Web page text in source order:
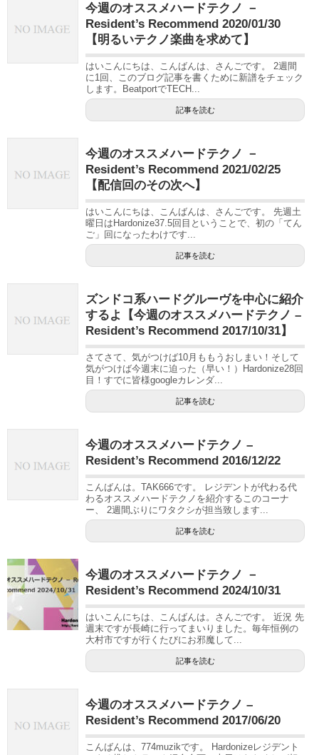
今週のオススメハードテクノ －
Resident’s Recommend 2020/01/30
【明るいテクノ楽曲を求めて】
はいこんにちは、こんばんは、さんごです。 2週間
に1回、このブログ記事を書くために新譜をチェック
します。BeatportでTECH...
記事を読む
今週のオススメハードテクノ －
Resident’s Recommend 2021/02/25
【配信回のその次へ】
はいこんにちは、こんばんは、さんごです。 先週土
曜日はHardonize37.5回目ということで、初の「てん
ご」回になったわけです...
記事を読む
ズンドコ系ハードグルーヴを中心に紹介
するよ【今週のオススメハードテクノ –
Resident’s Recommend 2017/10/31】
さてさて、気がつけば10月ももうおしまい！そして
気がつけば今週末に迫った（早い！）Hardonize28回
目！すでに皆様googleカレンダ...
記事を読む
今週のオススメハードテクノ –
Resident’s Recommend 2016/12/22
こんばんは。TAK666です。 レジデントが代わる代
わるオススメハードテクノを紹介するこのコーナ
ー、 2週間ぶりにワタクシが担当致します...
記事を読む
今週のオススメハードテクノ －
Resident’s Recommend 2024/10/31
はいこんにちは、こんばんは。さんごです。 近況 先
週末ですが長崎に行ってまいりました。毎年恒例の
大村市ですが行くたびにお邪魔して...
記事を読む
今週のオススメハードテクノ –
Resident’s Recommend 2017/06/20
こんばんは、774muzikです。 Hardonizeレジデント